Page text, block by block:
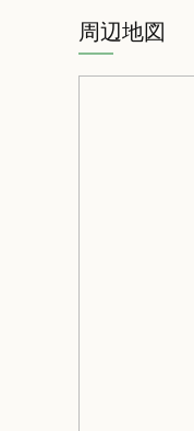
周辺地図